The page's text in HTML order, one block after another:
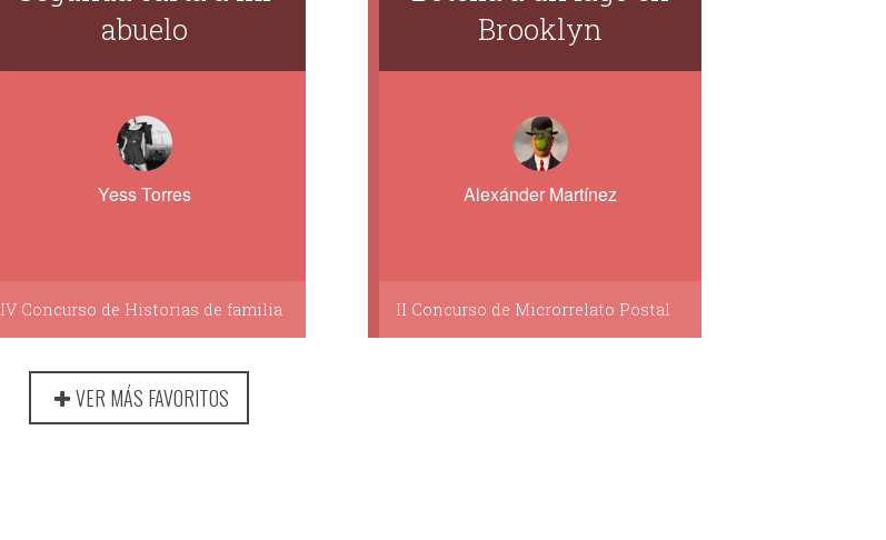
abuelo
Yess Torres
IV Concurso de Historias de familia
Brooklyn
Alexánder Martínez
II Concurso de Microrrelato Postal
VER MÁS FAVORITOS